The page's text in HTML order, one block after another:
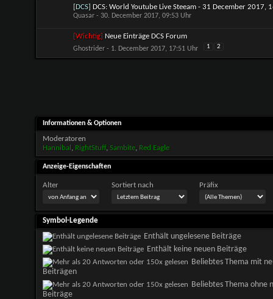
[DCS] DCS: World Youtube Live Steeam - 31 December 2017,
Quasar- 30. December 2017, 09:53 Uhr
[Wichtig] Neue Einträge DCS Forum
Ghostrider- 1. December 2017, 17:51 Uhr 1 2
Informationen & Optionen
Moderatoren
Hannibal , RightStuff, Sambite, Red Eagle
Anzeige-Eigenschaften
Alter Sortiert nach Präfix
Symbol-Legende
Enthält ungelesene Beiträge
Enthält keine neuen Beiträge
Beliebtes Thema mit
Beiträgen
Beliebtes Thema ohne
Beiträge